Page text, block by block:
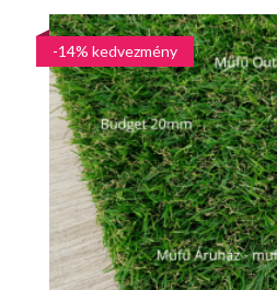
73.852 Ft
-14% kedvezmény